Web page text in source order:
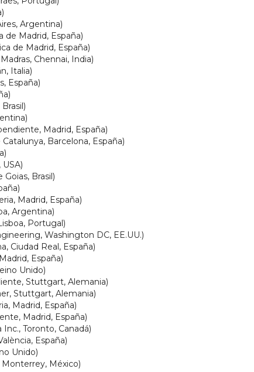
Argentina)
de Madrid, España)
de Madrid, España)
Chennai, India)
Italia)
España)
Madrid, España)
Barcelona, España)
Brasil)
Madrid, España)
Argentina)
Portugal)
Washington DC, EE.UU.)
Ciudad Real, España)
España)
Unido)
Stuttgart, Alemania)
Stuttgart, Alemania)
Madrid, España)
Madrid, España)
Toronto, Canadá)
España)
Unido)
México)